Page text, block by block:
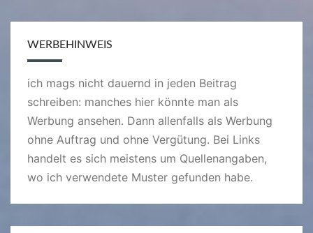
WERBEHINWEIS
ich mags nicht dauernd in jeden Beitrag
schreiben: manches hier könnte man als
Werbung ansehen. Dann allenfalls als Werbung
ohne Auftrag und ohne Vergütung. Bei Links
handelt es sich meistens um Quellenangaben,
wo ich verwendete Muster gefunden habe.